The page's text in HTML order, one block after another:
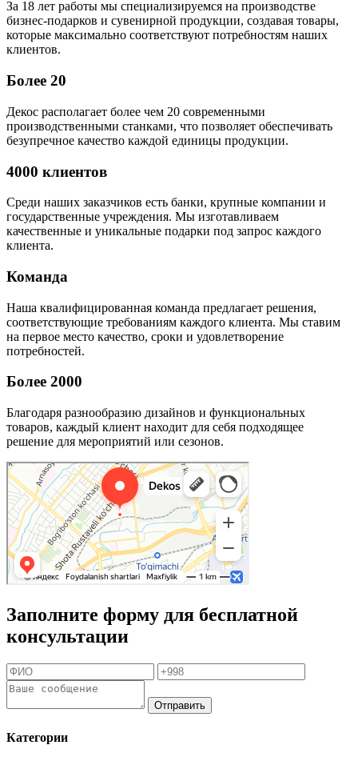
За 18 лет работы мы специализируемся на производстве
бизнес-подарков и сувенирной продукции, создавая товары,
которые максимально соответствуют потребностям наших
клиентов.
Более 20
Декос располагает более чем 20 современными
производственными станками, что позволяет обеспечивать
безупречное качество каждой единицы продукции.
4000 клиентов
Среди наших заказчиков есть банки, крупные компании и
государственные учреждения. Мы изготавливаем
качественные и уникальные подарки под запрос каждого
клиента.
Команда
Наша квалифицированная команда предлагает решения,
соответствующие требованиям каждого клиента. Мы ставим
на первое место качество, сроки и удовлетворение
потребностей.
Более 2000
Благодаря разнообразию дизайнов и функциональных
товаров, каждый клиент находит для себя подходящее
решение для мероприятий или сезонов.
Заполните форму для бесплатной
консультации
Отправить
Категории